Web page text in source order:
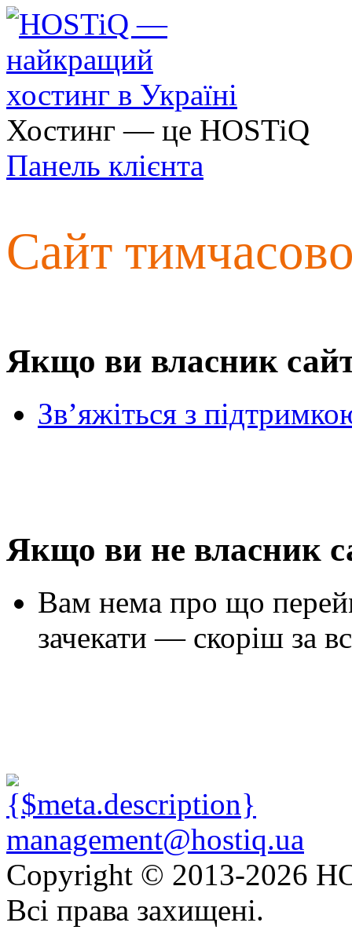
Хостинг — це HOSTiQ
Панель клієнта
Сайт
Якщо ви власник
Зв’яжіться з
Якщо ви не власник
Вам нема про що
зачекати — скоріш за
management@hostiq.ua
Copyright © 2013-2026
Всі права захищені.